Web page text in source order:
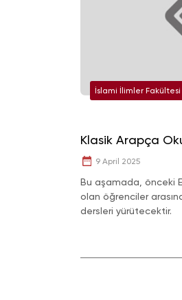
İslami İlimler Fakültesi
Klasik Arapça
9 April 2025
Bu aşamada, önceki
olan öğrenciler
dersleri yürütecektir.